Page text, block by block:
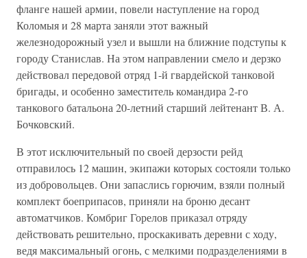
фланге нашей армии, повели наступление на город
Коломыя и 28 марта заняли этот важный
железнодорожный узел и вышли на ближние подступы к
городу Станислав. На этом направлении смело и дерзко
действовал передовой отряд 1-й гвардейской танковой
бригады, и особенно заместитель командира 2-го
танкового батальона 20-летний старший лейтенант В. А.
Бочковский.
В этот исключительный по своей дерзости рейд
отправилось 12 машин, экипажи которых состояли только
из добровольцев. Они запаслись горючим, взяли полный
комплект боеприпасов, приняли на броню десант
автоматчиков. Комбриг Горелов приказал отряду
действовать решительно, проскакивать деревни с ходу,
ведя максимальный огонь, с мелкими подразделениями в